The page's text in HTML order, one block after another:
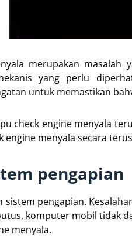
merupakan
yang perlu
untuk memastikan
check engine menyala
menyala secara
pengapian
sistem pengapian.
komputer mobil tidak
menyala.